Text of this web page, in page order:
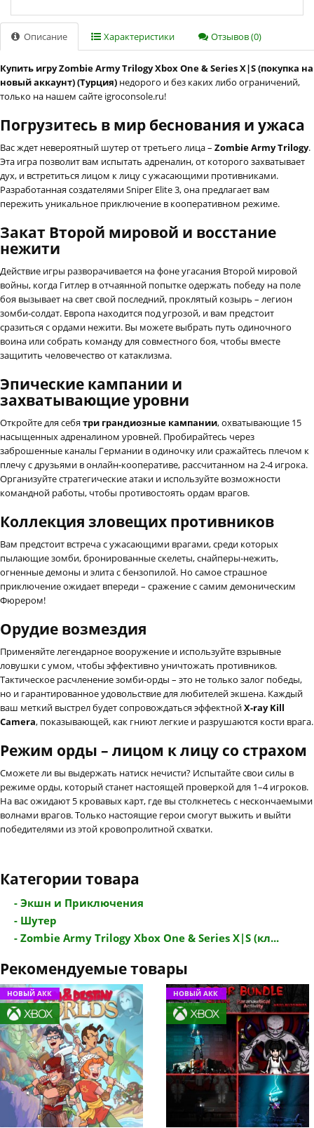
Описание Характеристики Отзывов (0)
Купить игру Zombie Army Trilogy Xbox One & Series X|S (покупка на
новый аккаунт) (Турция) недорого и без каких либо ограничений,
только на нашем сайте igroconsole.ru!
Погрузитесь в мир беснования и ужаса
Вас ждет невероятный шутер от третьего лица – Zombie Army Trilogy.
Эта игра позволит вам испытать адреналин, от которого захватывает
дух, и встретиться лицом к лицу с ужасающими противниками.
Разработанная создателями Sniper Elite 3, она предлагает вам
пережить уникальное приключение в кооперативном режиме.
Закат Второй мировой и восстание
нежити
Действие игры разворачивается на фоне угасания Второй мировой
войны, когда Гитлер в отчаянной попытке одержать победу на поле
боя вызывает на свет свой последний, проклятый козырь – легион
зомби-солдат. Европа находится под угрозой, и вам предстоит
сразиться с ордами нежити. Вы можете выбрать путь одиночного
воина или собрать команду для совместного боя, чтобы вместе
защитить человечество от катаклизма.
Эпические кампании и
захватывающие уровни
Откройте для себя три грандиозные кампании, охватывающие 15
насыщенных адреналином уровней. Пробирайтесь через
заброшенные каналы Германии в одиночку или сражайтесь плечом к
плечу с друзьями в онлайн-кооперативе, рассчитанном на 2-4 игрока.
Организуйте стратегические атаки и используйте возможности
командной работы, чтобы противостоять ордам врагов.
Коллекция зловещих противников
Вам предстоит встреча с ужасающими врагами, среди которых
пылающие зомби, бронированные скелеты, снайперы-нежить,
огненные демоны и элита с бензопилой. Но самое страшное
приключение ожидает впереди – сражение с самим демоническим
Фюрером!
Орудие возмездия
Применяйте легендарное вооружение и используйте взрывные
ловушки с умом, чтобы эффективно уничтожать противников.
Тактическое расчленение зомби-орды – это не только залог победы,
но и гарантированное удовольствие для любителей экшена. Каждый
ваш меткий выстрел будет сопровождаться эффектнойX-ray Kill
Camera, показывающей, как гниют легкие и разрушаются кости врага.
Режим орды – лицом к лицу со страхом
Сможете ли вы выдержать натиск нечисти? Испытайте свои силы в
режиме орды, который станет настоящей проверкой для 1–4 игроков.
На вас ожидают 5 кровавых карт, где вы столкнетесь с нескончаемыми
волнами врагов. Только настоящие герои смогут выжить и выйти
победителями из этой кровопролитной схватки.
Категории товара
- Экшн и Приключения
- Шутер
- Zombie Army Trilogy Xbox One & Series X|S (кл...
Рекомендуемые товары
НОВЫЙ АКК НОВЫЙ АКК